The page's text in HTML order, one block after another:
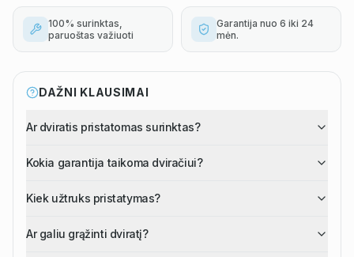
100% surinktas,
paruoštas važiuoti
Garantija nuo 6 iki 24
mėn.
DAŽNI KLAUSIMAI
Ar dviratis pristatomas surinktas?
Kokia garantija taikoma dviračiui?
Kiek užtruks pristatymas?
Ar galiu grąžinti dviratį?